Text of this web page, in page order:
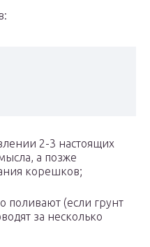
2-3 настоящих
а позже
корешков;
поливают (если грунт
за несколько